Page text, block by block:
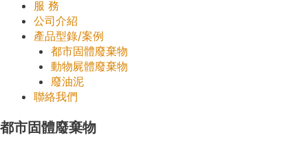
服 務
公司介紹
產品型錄/案例
都市固體廢棄物
動物屍體廢棄物
廢油泥
聯絡我們
都市固體廢棄物